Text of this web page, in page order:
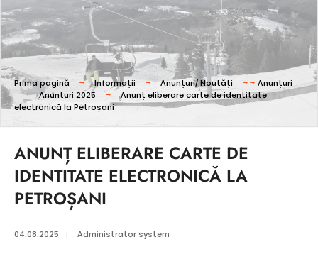
Prima pagină Informații Anunțuri/ Noutăți
Anunțuri
Anunturi 2025
Anunț eliberare carte de identitate
electronică la Petroșani
ANUNȚ ELIBERARE CARTE DE
IDENTITATE ELECTRONICĂ LA
PETROȘANI
04.08.2025 | Administrator system